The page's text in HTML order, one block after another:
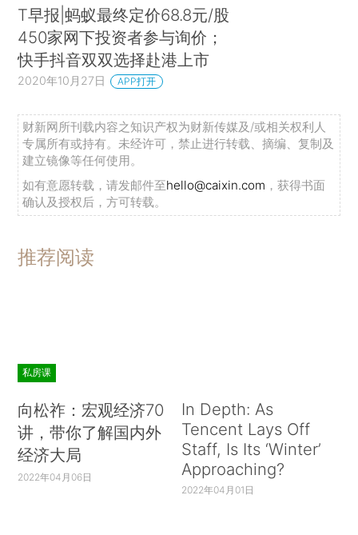
T早报|蚂蚁最终定价68.8元/股
450家网下投资者参与询价；
快手抖音双双选择赴港上市
2020年10月27日 APP打开
财新网所刊载内容之知识产权为财新传媒及/或相关权利人
专属所有或持有。未经许可，禁止进行转载、摘编、复制及
建立镜像等任何使用。
如有意愿转载，请发邮件至hello@caixin.com ，获得书面
确认及授权后，方可转载。
推荐阅读
私房课
向松祚：宏观经济70
讲，带你了解国内外
经济大局
2022年04月06日
In Depth: As
Tencent Lays Off
Staff, Is Its ‘Winter’
Approaching?
2022年04月01日